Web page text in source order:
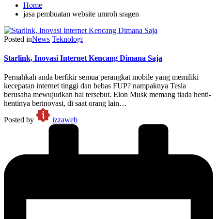
Home
jasa pembuatan website umroh sragen
Posted inNews Teknologi
Starlink, Inovasi Internet Kencang Dimana Saja
Pernahkah anda berfikir semua perangkat mobile yang memiliki
kecepatan internet tinggi dan bebas FUP? nampaknya Tesla
berusaha mewujudkan hal tersebut. Elon Musk memang tiada henti-
hentinya berinovasi, di saat orang lain…
Posted by
izzaweb